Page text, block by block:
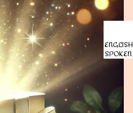
ENGLISH
SPOKEN